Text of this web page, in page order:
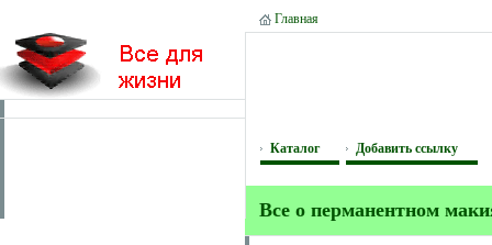
Главная
Каталог Добавить ссылку
Все о перманентном